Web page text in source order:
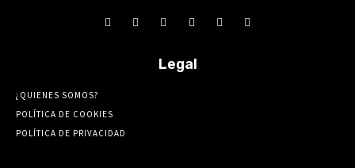
Legal
¿QUIENES SOMOS?
POLÍTICA DE COOKIES
POLÍTICA DE PRIVACIDAD